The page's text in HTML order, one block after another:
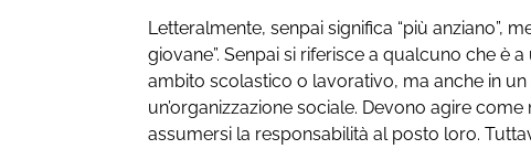
Letteralmente, senpai significa “più anziano”,
giovane”. Senpai si riferisce a qualcuno che è
ambito scolastico o lavorativo, ma anche in
un’organizzazione sociale. Devono agire
assumersi la responsabilità al posto loro.